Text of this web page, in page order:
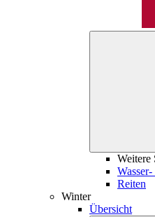
Weitere
Reiten
Winter
Übersicht